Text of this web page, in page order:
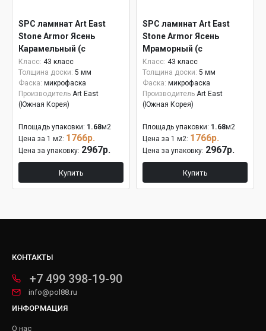
SPC ламинат Art East
Stone Armor Ясень
Карамельный (с
подложкой) ARM HV 93
Класс: 43 класс
Толщина доски: 5 мм
Фаска: микрофаска
Производитель Art East
(Южная Корея)
Площадь упаковки: 1.68м2
Цена за 1 м2: 1766р.
Цена за упаковку: 2967р.
Купить
SPC ламинат Art East
Stone Armor Ясень
Мраморный (с
подложкой) ARM HV 87
Класс: 43 класс
Толщина доски: 5 мм
Фаска: микрофаска
Производитель Art East
(Южная Корея)
Площадь упаковки: 1.68м2
Цена за 1 м2: 1766р.
Цена за упаковку: 2967р.
Купить
КОНТАКТЫ
+7 499 398-19-90
info@pol88.ru
ИНФОРМАЦИЯ
О нас